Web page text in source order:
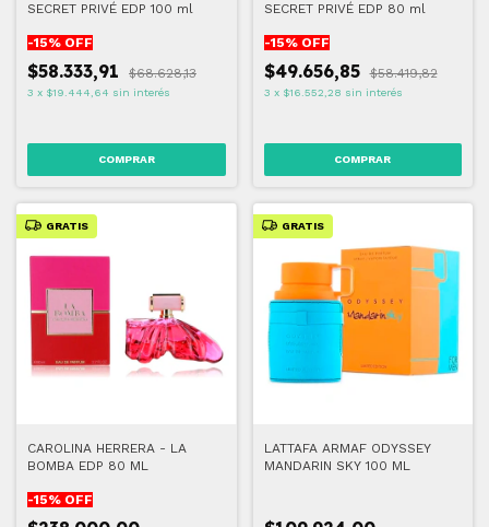
SECRET PRIVÉ EDP 100 ml
-15% OFF
$58.333,91 $68.628,13
3 x $19.444,64 sin interés
SECRET PRIVÉ EDP 80 ml
-15% OFF
$49.656,85 $58.419,82
3 x $16.552,28 sin interés
GRATIS
CAROLINA HERRERA - LA
BOMBA EDP 80 ML
-15% OFF
GRATIS
LATTAFA ARMAF ODYSSEY
MANDARIN SKY 100 ML